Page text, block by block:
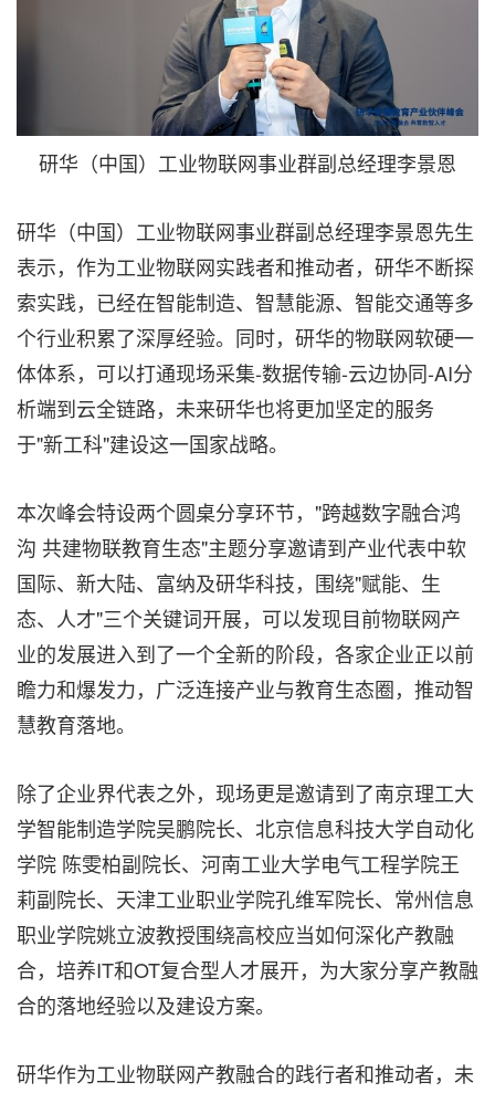
研华（中国）工业物联网事业群副总经理李景恩
研华（中国）工业物联网事业群副总经理李景恩先生
表示，作为工业物联网实践者和推动者，研华不断探
索实践，已经在智能制造、智慧能源、智能交通等多
个行业积累了深厚经验。同时，研华的物联网软硬一
体体系，可以打通现场采集-数据传输-云边协同-AI分
析端到云全链路，未来研华也将更加坚定的服务
于"新工科"建设这一国家战略。
本次峰会特设两个圆桌分享环节，"跨越数字融合鸿
沟 共建物联教育生态"主题分享邀请到产业代表中软
国际、新大陆、富纳及研华科技，围绕"赋能、生
态、人才"三个关键词开展，可以发现目前物联网产
业的发展进入到了一个全新的阶段，各家企业正以前
瞻力和爆发力，广泛连接产业与教育生态圈，推动智
慧教育落地。
除了企业界代表之外，现场更是邀请到了南京理工大
学智能制造学院吴鹏院长、北京信息科技大学自动化
学院 陈雯柏副院长、河南工业大学电气工程学院王
莉副院长、天津工业职业学院孔维军院长、常州信息
职业学院姚立波教授围绕高校应当如何深化产教融
合，培养IT和OT复合型人才展开，为大家分享产教融
合的落地经验以及建设方案。
研华作为工业物联网产教融合的践行者和推动者，未